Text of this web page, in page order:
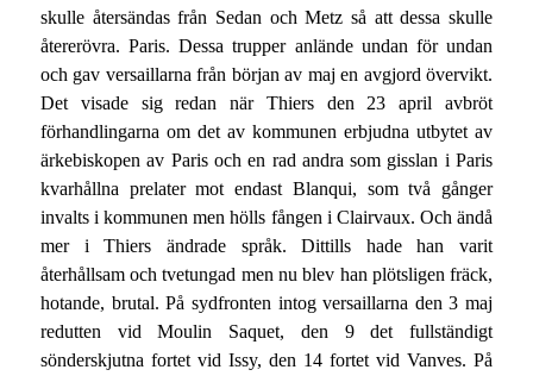
skulle återsändas från Sedan och Metz så att dessa skulle
återerövra. Paris. Dessa trupper anlände undan för undan
och gav versaillarna från början av maj en avgjord övervikt.
Det visade sig redan när Thiers den 23 april avbröt
förhandlingarna om det av kommunen erbjudna utbytet av
ärkebiskopen av Paris och en rad andra som gisslan i Paris
kvarhållna prelater mot endast Blanqui, som två gånger
invalts i kommunen men hölls fången i Clairvaux. Och ändå
mer i Thiers ändrade språk. Dittills hade han varit
återhållsam och tvetungad men nu blev han plötsligen fräck,
hotande, brutal. På sydfronten intog versaillarna den 3 maj
redutten vid Moulin Saquet, den 9 det fullständigt
sönderskjutna fortet vid Issy, den 14 fortet vid Vanves. På